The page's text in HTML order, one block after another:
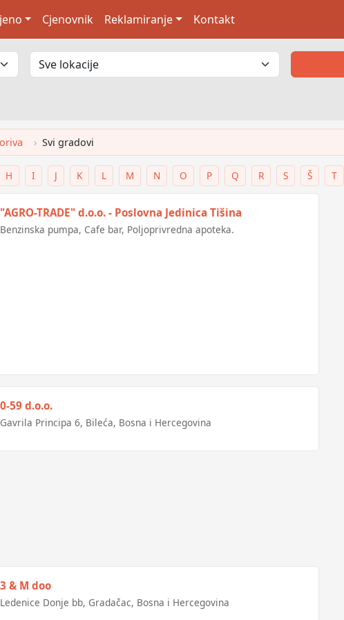
Cjenovnik Reklamiranje Kontakt
Svi gradovi
H I J K L M N O P Q R S Š T
"AGRO-TRADE" d.o.o. - Poslovna Jedinica Tišina
Benzinska pumpa, Cafe bar, Poljoprivredna apoteka.
0-59 d.o.o.
Gavrila Principa 6, Bileća, Bosna i Hercegovina
3 & M doo
Ledenice Donje bb, Gradačac, Bosna i Hercegovina